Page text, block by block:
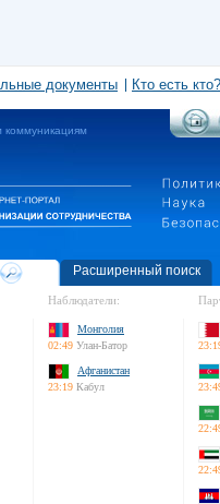
документы Кто есть кто?
коммуникациям
Расширенный поиск
Наблюдатели:
Монголия
02:49 Улан-Батор
Афганистан
23:19 Кабул